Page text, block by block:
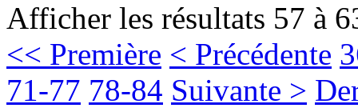
Afficher les résultats 57 à
<< Première < Précédente
71-77 78-84 Suivante >